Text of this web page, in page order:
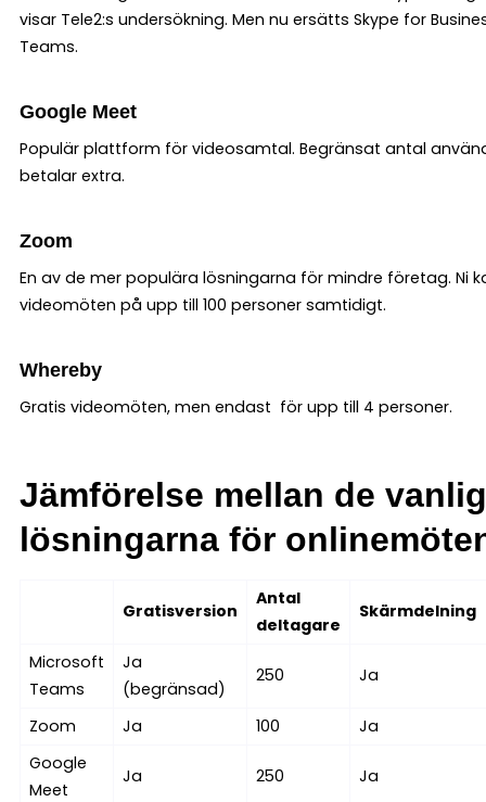
visar Tele2:s undersökning. Men nu ersätts Skype for
Teams.
Google Meet
Populär plattform för videosamtal. Begränsat antal
betalar extra.
Zoom
En av de mer populära lösningarna för mindre företag. Ni
videomöten på upp till 100 personer samtidigt.
Whereby
Gratis videomöten, men endast för upp till 4 personer.
Jämförelse mellan de
lösningarna för
Gratisversion
Antal
deltagare
Skärmdelning
Microsoft
Teams
Ja
(begränsad)
250 Ja
Zoom Ja 100
Ja
Google
Meet
Ja 250 Ja